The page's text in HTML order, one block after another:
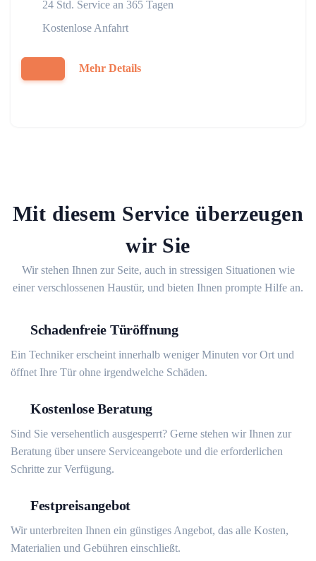
24 Std. Service an 365 Tagen
Kostenlose Anfahrt
Mehr Details
Mit diesem Service überzeugen
wir Sie
Wir stehen Ihnen zur Seite, auch in stressigen Situationen wie
einer verschlossenen Haustür, und bieten Ihnen prompte Hilfe an.
Schadenfreie Türöffnung
Ein Techniker erscheint innerhalb weniger Minuten vor Ort und
öffnet Ihre Tür ohne irgendwelche Schäden.
Kostenlose Beratung
Sind Sie versehentlich ausgesperrt? Gerne stehen wir Ihnen zur
Beratung über unsere Serviceangebote und die erforderlichen
Schritte zur Verfügung.
Festpreisangebot
Wir unterbreiten Ihnen ein günstiges Angebot, das alle Kosten,
Materialien und Gebühren einschließt.